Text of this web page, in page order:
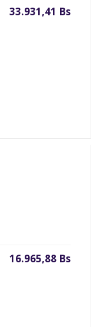
33.931,41 Bs
16.965,88 Bs